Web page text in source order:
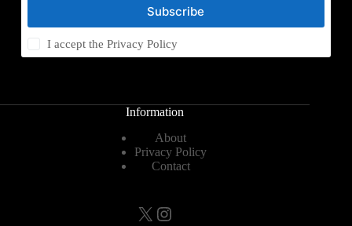
Subscribe
I accept thePrivacy Policy
Information
About
Privacy Policy
Contact
X Instagram